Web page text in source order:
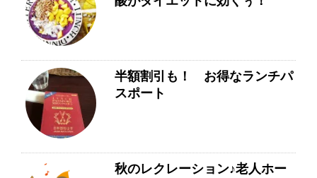
半額割引も！ お得なランチパ
スポート
秋のレクレーション♪老人ホー